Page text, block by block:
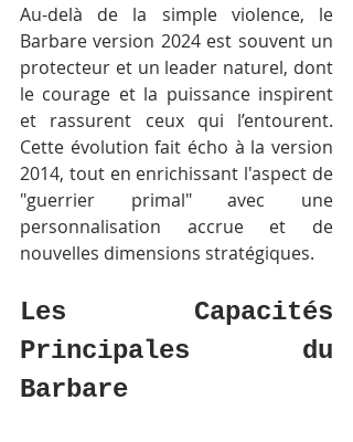
Au-delà de la simple violence, le
Barbare version 2024 est souvent un
protecteur et un leader naturel, dont
le courage et la puissance inspirent
et rassurent ceux qui l’entourent.
Cette évolution fait écho à la version
2014, tout en enrichissant l'aspect de
"guerrier primal" avec une
personnalisation accrue et de
nouvelles dimensions stratégiques.
Les Capacités
Principales du
Barbare